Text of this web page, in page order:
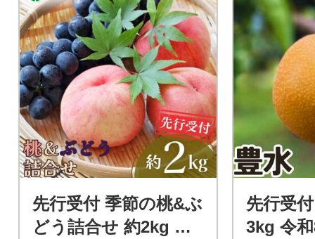
先行受付 季節の桃&ぶ
どう詰合せ 約2kg 令
先行受
3kg 令